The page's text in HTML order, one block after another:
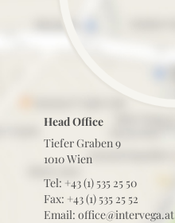
Head Office
Tiefer Graben 9
1010 Wien
Tel: +43 (1) 535 25 50
Fax: +43 (1) 535 25 52
Email: office@intervega.at